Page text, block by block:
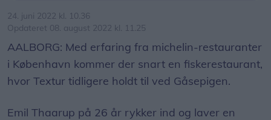
24. juni 2022 kl. 10.36
Opdateret 08. august 2022 kl. 11.25
AALBORG: Med erfaring fra michelin-restauranter
i København kommer der snart en fiskerestaurant,
hvor Textur tidligere holdt til ved Gåsepigen.
Emil Thaarup på 26 år rykker ind og laver en